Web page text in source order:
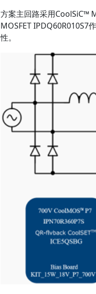
方案主回路采用CoolSiC™
MOSFET IPDQ60R010S7
性。